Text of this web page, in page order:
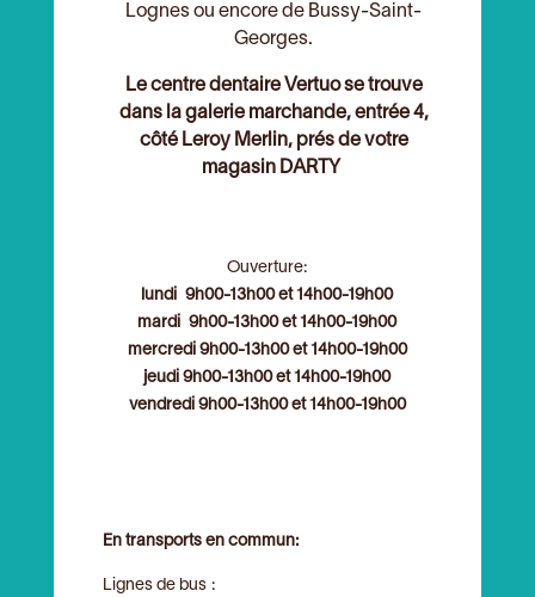
Lognes ou encore de Bussy-Saint-
Georges.
Le centre dentaire Vertuo se trouve
dans la galerie marchande, entrée 4,
côté Leroy Merlin, prés de votre
magasin DARTY
Ouverture:
lundi 9h00-13h00et14h00-19h00
mardi 9h00-13h00 et 14h00-19h00
mercredi 9h00-13h00 et 14h00-19h00
jeudi 9h00-13h00 et 14h00-19h00
vendredi 9h00-13h00 et 14h00-19h00
En transports en commun:
Lignes de bus :